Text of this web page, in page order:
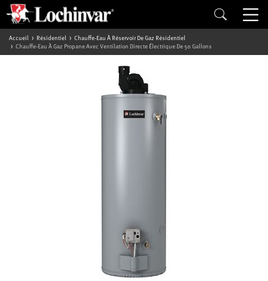
Accueil Résidentiel
Chauffe-Eau À Réservoir De Gaz Résidentiel
Chauffe-Eau À Gaz Propane Avec Ventilation Directe Électrique De 50 Gallons